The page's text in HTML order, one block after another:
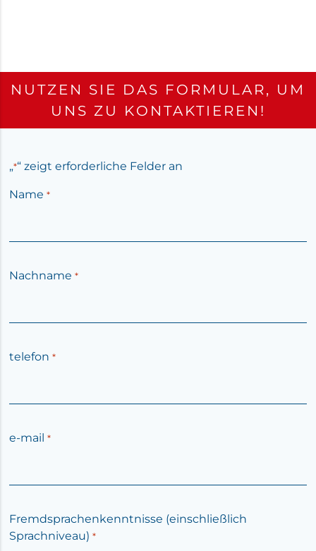
NUTZEN SIE DAS FORMULAR, UM
UNS ZU KONTAKTIEREN!
„*“ zeigt erforderliche Felder an
Name *
Nachname *
telefon *
e-mail *
Fremdsprachenkenntnisse (einschließlich
Sprachniveau) *